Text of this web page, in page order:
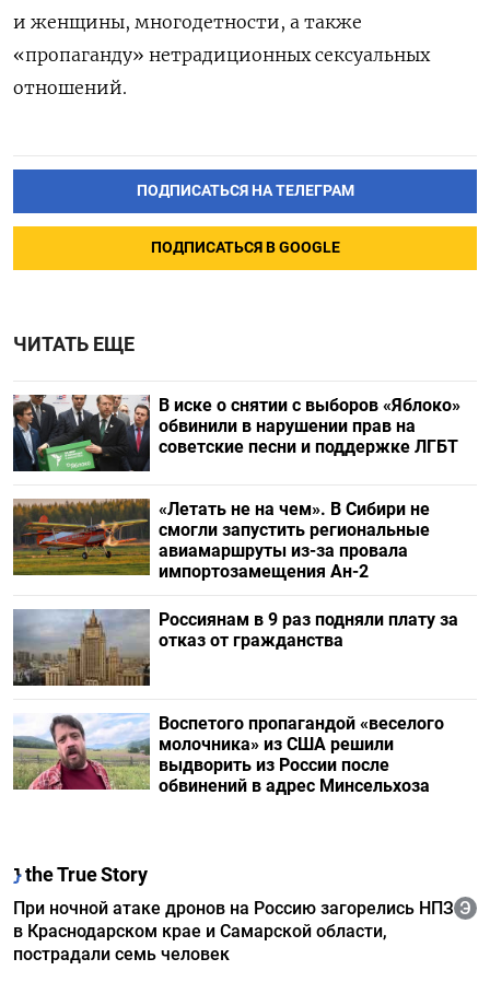
и женщины, многодетности, а также
«пропаганду» нетрадиционных сексуальных
отношений.
ПОДПИСАТЬСЯ НА ТЕЛЕГРАМ
ПОДПИСАТЬСЯ В GOOGLE
ЧИТАТЬ ЕЩЕ
В иске о снятии с выборов «Яблоко»
обвинили в нарушении прав на
советские песни и поддержке ЛГБТ
«Летать не на чем». В Сибири не
смогли запустить региональные
авиамаршруты из-за провала
импортозамещения Ан-2
Россиянам в 9 раз подняли плату за
отказ от гражданства
Воспетого пропагандой «веселого
молочника» из США решили
выдворить из России после
обвинений в адрес Минсельхоза